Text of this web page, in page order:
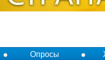
Опросы